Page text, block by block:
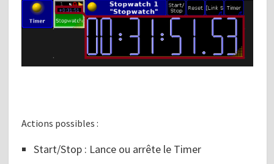
Actions possibles :
Start/Stop : Lance ou arrête le Timer